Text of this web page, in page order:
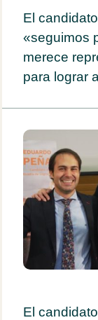
El
«seguimos
merece
para lograr
El